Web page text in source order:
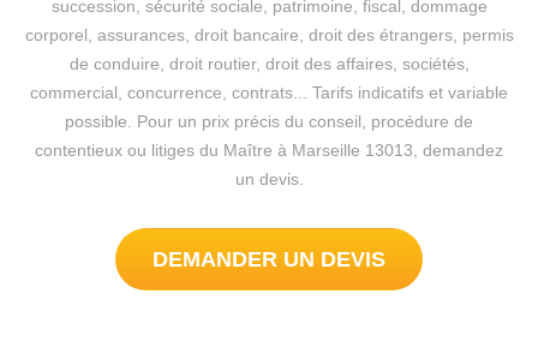
succession, sécurité sociale, patrimoine, fiscal, dommage
corporel, assurances, droit bancaire, droit des étrangers, permis
de conduire, droit routier, droit des affaires, sociétés,
commercial, concurrence, contrats... Tarifs indicatifs et variable
possible. Pour un prix précis du conseil, procédure de
contentieux ou litiges du Maître à Marseille 13013, demandez
un devis.
DEMANDER UN DEVIS